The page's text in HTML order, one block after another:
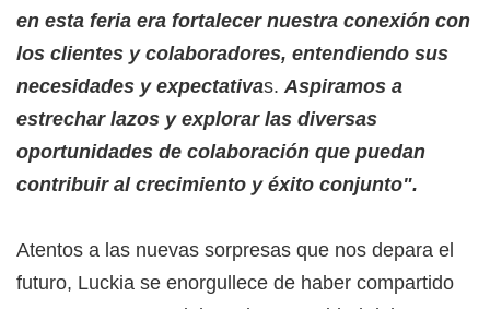
en esta feria era fortalecer nuestra conexión con
los clientes y colaboradores, entendiendo sus
necesidades y expectativas. Aspiramos a
estrechar lazos y explorar las diversas
oportunidades de colaboración que puedan
contribuir al crecimiento y éxito conjunto".
Atentos a las nuevas sorpresas que nos depara el
futuro, Luckia se enorgullece de haber compartido